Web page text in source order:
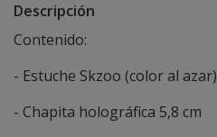
Descripción
Contenido:
- Estuche Skzoo (color al azar)
- Chapita holográfica 5,8 cm